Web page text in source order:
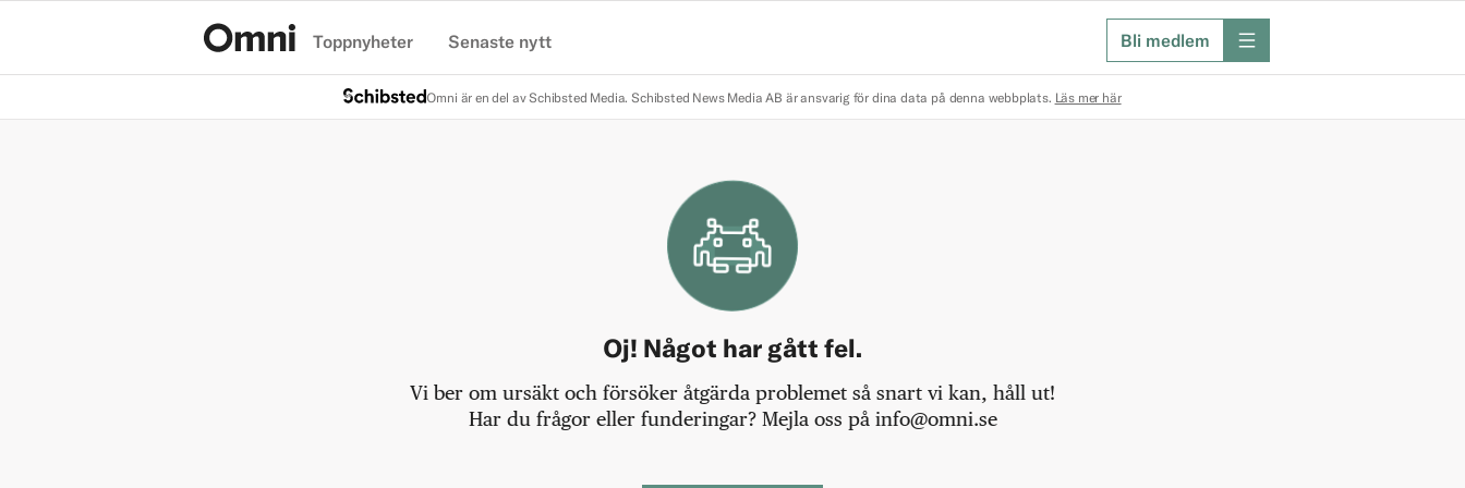
Toppnyheter Senaste nytt Bli medlem meny
Omni är en del av Schibsted Media. Schibsted News Media AB är ansvarig för dina data på denna webbplats. Läs mer här
Oj! Något har gått fel.
Vi ber om ursäkt och försöker åtgärda problemet så snart vi kan, håll ut!
Har du frågor eller funderingar? Mejla oss på info@omni.se